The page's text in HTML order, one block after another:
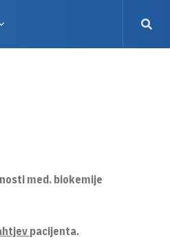
med. biokemije
pacijenta.